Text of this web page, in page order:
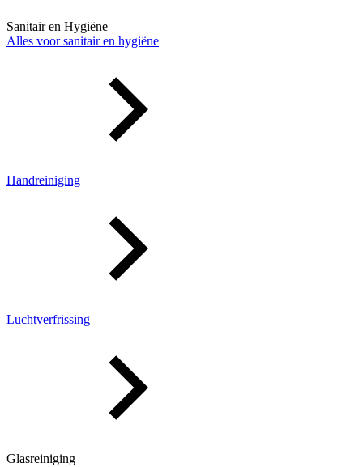
Sanitair en Hygiëne
Alles voor sanitair en hygiëne
Handreiniging
Luchtverfrissing
Glasreiniging